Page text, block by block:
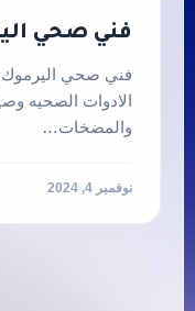
فني صحي
فني صحي
الادوات الصحيه
والمضخات…
نوفمبر 4, 2024